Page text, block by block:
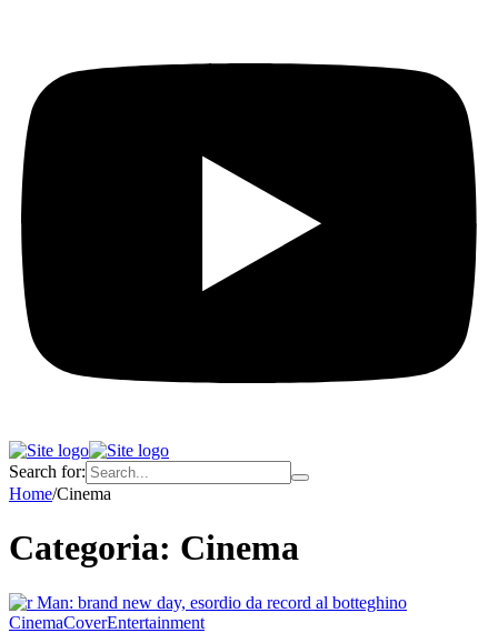
Search for:
Home/Cinema
Categoria: Cinema
CinemaCoverEntertainment